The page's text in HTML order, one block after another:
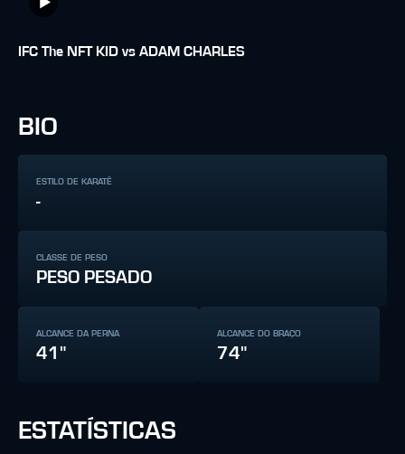
IFC The NFT KID vs ADAM CHARLES
BIO
ESTILO DE KARATÊ
-
CLASSE DE PESO
PESO PESADO
ALCANCE DA PERNA
41"
ALCANCE DO BRAÇO
74"
ESTATÍSTICAS